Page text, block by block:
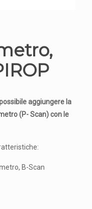
aggiungere la
(P- Scan) con le
B-Scan